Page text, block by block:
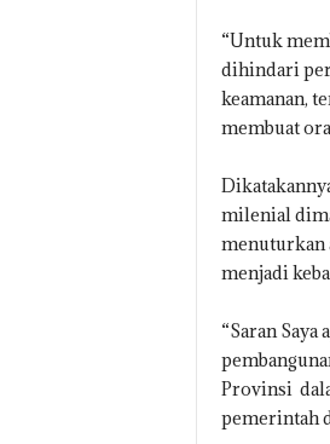
“Untuk
dihindari
keamanan,
membuat
milenial
menuturkan
menjadi
“Saran
Provinsi
pemerintah